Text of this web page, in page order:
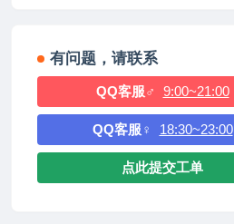
有问题，请联系
QQ客服♂ 9:00~21:00
QQ客服♀ 18:30~23:00
点此提交工单